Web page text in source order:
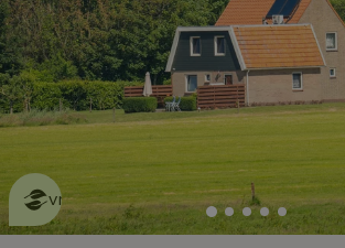
Dit natuurhuisje is eco-
vriendelijklees meer